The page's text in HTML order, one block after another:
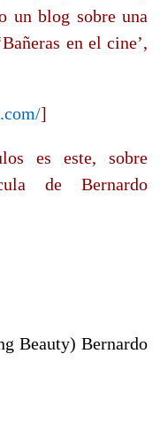
un blog sobre una
en el cine’,
]
es este, sobre
de Bernardo
Beauty) Bernardo